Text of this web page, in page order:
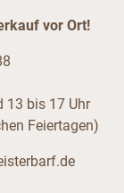
vor Ort!
13 bis 17 Uhr
Feiertagen)